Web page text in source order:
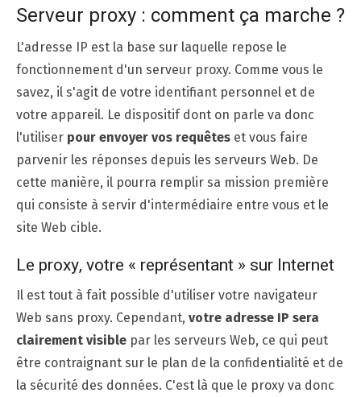
Serveur proxy : comment ça marche ?
L'adresse IP est la base sur laquelle repose le
fonctionnement d'un serveur proxy. Comme vous le
savez, il s'agit de votre identifiant personnel et de
votre appareil. Le dispositif dont on parle va donc
l'utiliser pour envoyer vos requêtes et vous faire
parvenir les réponses depuis les serveurs Web. De
cette manière, il pourra remplir sa mission première
qui consiste à servir d'intermédiaire entre vous et le
site Web cible.
Le proxy, votre « représentant » sur Internet
Il est tout à fait possible d'utiliser votre navigateur
Web sans proxy. Cependant, votre adresse IP sera
clairement visible par les serveurs Web, ce qui peut
être contraignant sur le plan de la confidentialité et de
la sécurité des données. C'est là que le proxy va donc